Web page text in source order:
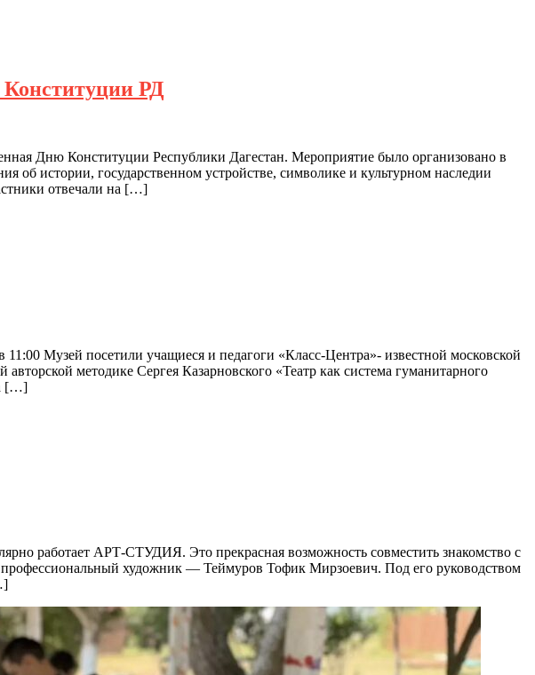
РД
Дню Конституции Республики Дагестан. Мероприятие было организовано в
об истории, государственном устройстве, символике и культурном наследии
отвечали на […]
Музей посетили учащиеся и педагоги «Класс-Центра»- известной московской
методике Сергея Казарновского «Театр как система гуманитарного
[…]
работает АРТ-СТУДИЯ. Это прекрасная возможность совместить знакомство с
художник — Теймуров Тофик Мирзоевич. Под его руководством